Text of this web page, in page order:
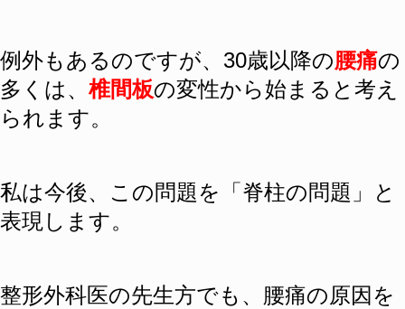
例外もあるのですが、30歳以降の腰痛の
多くは、 椎間板の変性から始まると考え
られます。
私は今後、この問題を「 脊柱の問題 」と
表現します。
整形外科医の先生方でも、腰痛の原因を